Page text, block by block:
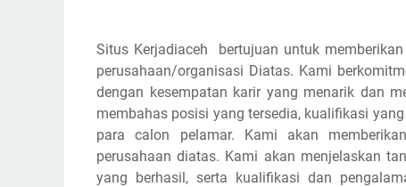
Situs Kerjadiaceh bertujuan untuk
perusahaan/organisasi Diatas. Kami
dengan kesempatan karir yang menarik dan
membahas posisi yang tersedia, kualifikasi
para calon pelamar. Kami akan
perusahaan diatas. Kami akan menjelaskan
yang berhasil, serta kualifikasi dan